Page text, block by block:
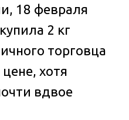
18 февраля
2 кг
торговца
хотя
вдвое